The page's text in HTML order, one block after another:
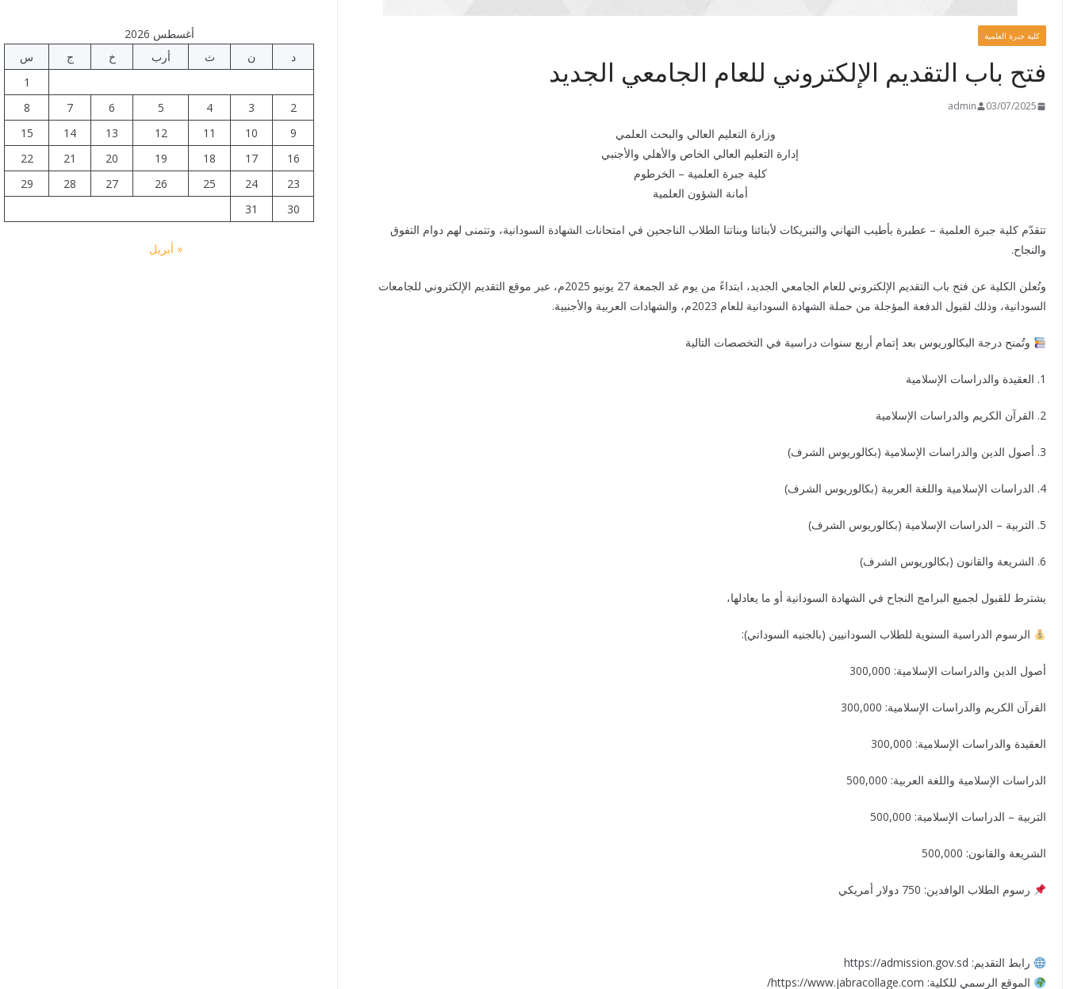
كلية جبرة العلمية
فتح باب التقديم الإلكتروني للعام الجامعي الجديد
03/07/2025
admin
وزارة التعليم العالي والبحث العلمي
إدارة التعليم العالي الخاص والأهلي والأجنبي
كلية جبرة العلمية – الخرطوم
أمانة الشؤون العلمية
تتقدّم كلية جبرة العلمية – عطبرة بأطيب التهاني والتبريكات لأبنائنا وبناتنا الطلاب الناجحين في امتحانات الشهادة السودانية، وتتمنى لهم دوام التفوق
والنجاح.
وتُعلن الكلية عن فتح باب التقديم الإلكتروني للعام الجامعي الجديد، ابتداءً من يوم غد الجمعة 27 يونيو 2025م، عبر موقع التقديم الإلكتروني للجامعات
السودانية، وذلك لقبول الدفعة المؤجلة من حملة الشهادة السودانية للعام 2023م، والشهادات العربية والأجنبية.
وتُمنح درجة البكالوريوس بعد إتمام أربع سنوات دراسية في التخصصات التالية
1. العقيدة والدراسات الإسلامية
2. القرآن الكريم والدراسات الإسلامية
3. أصول الدين والدراسات الإسلامية (بكالوريوس الشرف)
4. الدراسات الإسلامية واللغة العربية (بكالوريوس الشرف)
5. التربية – الدراسات الإسلامية (بكالوريوس الشرف)
6. الشريعة والقانون (بكالوريوس الشرف)
يشترط للقبول لجميع البرامج النجاح في الشهادة السودانية أو ما يعادلها،
الرسوم الدراسية السنوية للطلاب السودانيين (بالجنيه السوداني):
أصول الدين والدراسات الإسلامية: 300,000
القرآن الكريم والدراسات الإسلامية: 300,000
العقيدة والدراسات الإسلامية: 300,000
الدراسات الإسلامية واللغة العربية: 500,000
التربية – الدراسات الإسلامية: 500,000
الشريعة والقانون: 500,000
رسوم الطلاب الوافدين: 750 دولار أمريكي
رابط التقديم: https://admission.gov.sd
الموقع الرسمي للكلية: https://www.jabracollage.com/
أغسطس 2026
د
ن ث أرب خ ج
س
1
2
3
4
5
6
7
8
9
10
11
12
13
14
15
16
17
18
19
20
21
22
23
24
25
26
27
28
29
30
31
« أبريل